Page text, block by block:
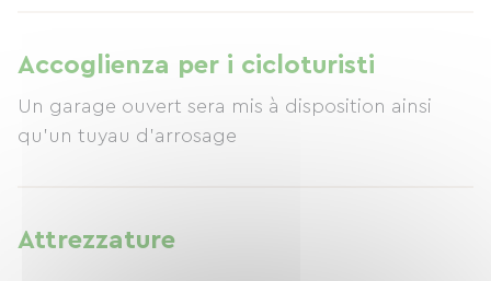
Accoglienza per i cicloturisti
Un garage ouvert sera mis à disposition ainsi
qu'un tuyau d'arrosage
Attrezzature